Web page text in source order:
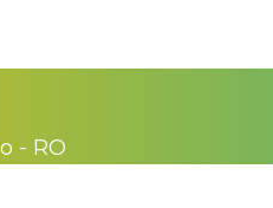
- RO